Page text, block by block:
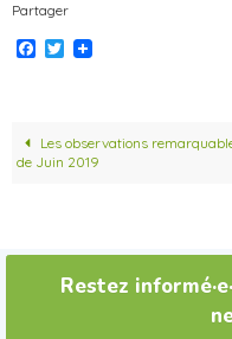
Partager
F
o
o
T
e
r
Les observations
de Juin 2019
Restez